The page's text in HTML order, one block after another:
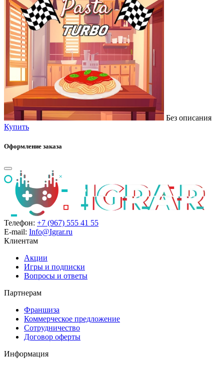
Без описания
Купить
Оформление заказа
Телефон: +7 (967) 555 41 55
E-mail: Info@Igrar.ru
Клиентам
Акции
Игры и подписки
Вопросы и ответы
Партнерам
Франшиза
Коммерческое предложение
Сотрудничество
Договор оферты
Информация